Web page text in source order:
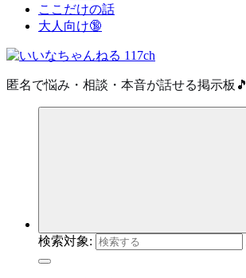
ここだけの話
大人向け🔞
匿名で悩み・相談・本音が話せる掲示板🎵
検索対象: